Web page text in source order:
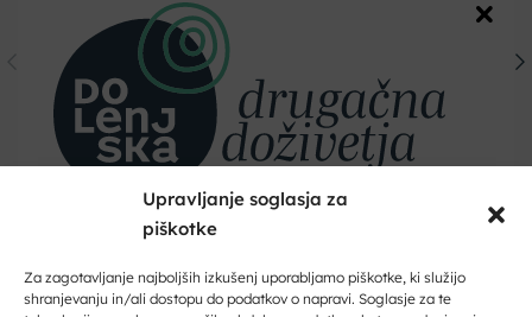
Upravljanje soglasja za
piškotke
Za zagotavljanje najboljših izkušenj uporabljamo piškotke, ki služijo
shranjevanju in/ali dostopu do podatkov o napravi. Soglasje za te
Dobrodošli na Dolenjskem!